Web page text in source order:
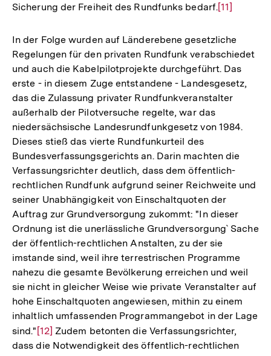
Sicherung der Freiheit des Rundfunks bedarf.Zur
der
Fußnote
[11]
In der Folge wurden auf Länderebene gesetzliche
Regelungen für den privaten Rundfunk verabschiedet
und auch die Kabelpilotprojekte durchgeführt. Das
erste - in diesem Zuge entstandene - Landesgesetz,
das die Zulassung privater Rundfunkveranstalter
außerhalb der Pilotversuche regelte, war das
niedersächsische Landesrundfunkgesetz von 1984.
Dieses stieß das vierte Rundfunkurteil des
Bundesverfassungsgerichts an. Darin machten die
Verfassungsrichter deutlich, dass dem öffentlich-
rechtlichen Rundfunk aufgrund seiner Reichweite und
seiner Unabhängigkeit von Einschaltquoten der
Auftrag zur Grundversorgung zukommt: "In dieser
Ordnung ist die unerlässliche Grundversorgung` Sache
der öffentlich-rechtlichen Anstalten, zu der sie
imstande sind, weil ihre terrestrischen Programme
nahezu die gesamte Bevölkerung erreichen und weil
sie nicht in gleicher Weise wie private Veranstalter auf
hohe Einschaltquoten angewiesen, mithin zu einem
inhaltlich umfassenden Programmangebot in der Lage
sind." Zur
Auflösung
[12] Zudem betonten die Verfassungsrichter,
dass die Notwendigkeit des öffentlich-rechtlichen